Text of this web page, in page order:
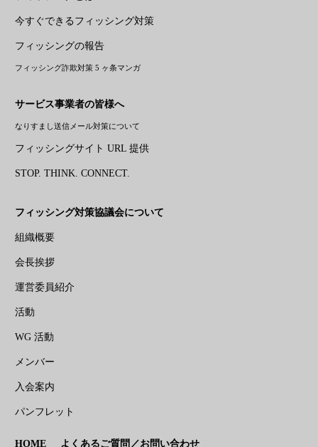
今すぐできるフィッシング対策
フィッシングの報告
フィッシング詐欺対策 5 ヶ条マンガ
サービス事業者の皆様へ
なりすまし送信メール対策について
フィッシングサイト URL 提供
STOP. THINK. CONNECT.
フィッシング対策協議会について
組織概要
会長挨拶
運営委員紹介
活動
WG 活動
メンバー
入会案内
パンフレット
HOME よくあるご質問／お問い合わせ